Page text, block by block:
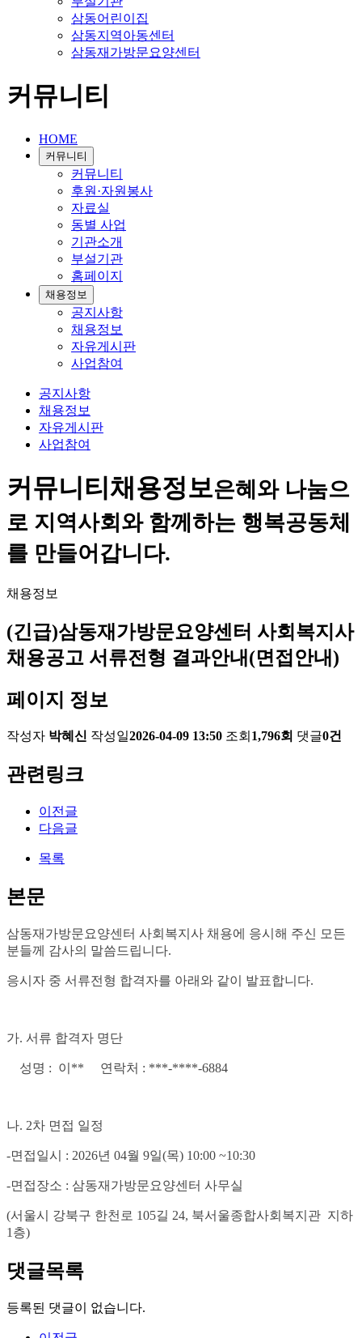
삼동어린이집
삼동지역아동센터
삼동재가방문요양센터
커뮤니티
HOME
커뮤니티
커뮤니티
후원·자원봉사
자료실
동별 사업
기관소개
부설기관
홈페이지
채용정보
공지사항
채용정보
자유게시판
사업참여
공지사항
채용정보
자유게시판
사업참여
커뮤니티채용정보은혜와 나눔으
로 지역사회와 함께하는 행복공동체
를 만들어갑니다.
채용정보
(긴급)삼동재가방문요양센터 사회복지사
채용공고 서류전형 결과안내(면접안내)
페이지 정보
작성자 박혜신 작성일2026-04-09 13:50 조회 1,796회 댓글0건
관련링크
이전글
다음글
목록
본문
삼동재가방문요양센터 사회복지사 채용에 응시해 주신 모든
분들께 감사의 말씀드립니다.
응시자 중 서류전형 합격자를 아래와 같이 발표합니다.
가. 서류 합격자 명단
성명 : 이** 연락처 : ***-****-6884
나. 2차 면접 일정
-면접일시 : 2026년 04월 9일(목) 10:00 ~10:30
-면접장소 : 삼동재가방문요양센터 사무실
(서울시 강북구 한천로 105길 24, 북서울종합사회복지관 지하
1층)
댓글목록
등록된 댓글이 없습니다.